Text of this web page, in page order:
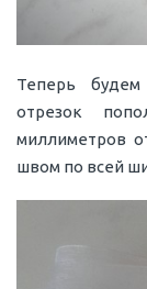
Теперь
отрезок
миллиметров
швом по всей